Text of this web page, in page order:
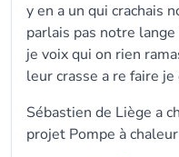
y en a un qui crachais
parlais pas notre
je voix qui on rien
leur crasse a re faire
Sébastien de Liège a
projet Pompe à chaleur